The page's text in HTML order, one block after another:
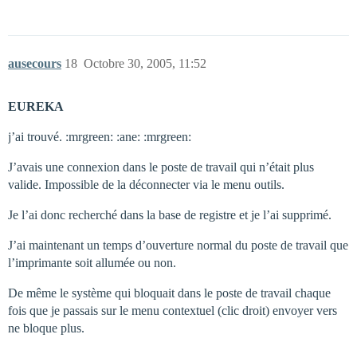
ausecours Octobre 30, 2005, 11:52
18
EUREKA
j’ai trouvé. :mrgreen: :ane: :mrgreen:
J’avais une connexion dans le poste de travail qui n’était plus
valide. Impossible de la déconnecter via le menu outils.
Je l’ai donc recherché dans la base de registre et je l’ai supprimé.
J’ai maintenant un temps d’ouverture normal du poste de travail que
l’imprimante soit allumée ou non.
De même le système qui bloquait dans le poste de travail chaque
fois que je passais sur le menu contextuel (clic droit) envoyer vers
ne bloque plus.